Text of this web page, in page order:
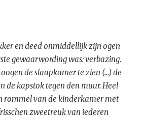
en deed onmiddellijk zijn ogen
gewaarwording was: verbazing.
de slaapkamer te zien (...) de
de kapstok tegen den muur. Heel
rommel van de kinderkamer met
zweetreuk van iederen